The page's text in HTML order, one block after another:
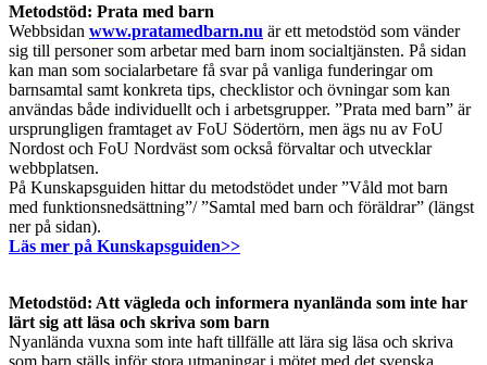
Metodstöd: Prata med barn
Webbsidan www.pratamedbarn.nu är ett metodstöd som vänder
sig till personer som arbetar med barn inom socialtjänsten. På sidan
kan man som socialarbetare få svar på vanliga funderingar om
barnsamtal samt konkreta tips, checklistor och övningar som kan
användas både individuellt och i arbetsgrupper. ”Prata med barn” är
ursprungligen framtaget av FoU Södertörn, men ägs nu av FoU
Nordost och FoU Nordväst som också förvaltar och utvecklar
webbplatsen.
På Kunskapsguiden hittar du metodstödet under ”Våld mot barn
med funktionsnedsättning”/ ”Samtal med barn och föräldrar” (längst
ner på sidan).
Läs mer på Kunskapsguiden>>
Metodstöd: Att vägleda och informera nyanlända som inte har
lärt sig att läsa och skriva som barn
Nyanlända vuxna som inte haft tillfälle att lära sig läsa och skriva
som barn ställs inför stora utmaningar i mötet med det svenska